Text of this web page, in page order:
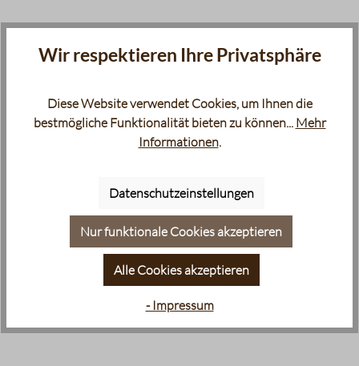
Wir respektieren Ihre Privatsphäre
Diese Website verwendet Cookies, um Ihnen die
bestmögliche Funktionalität bieten zu können... Mehr
Informationen.
Datenschutzeinstellungen
Nur funktionale Cookies akzeptieren
Alle Cookies akzeptieren
- Impressum